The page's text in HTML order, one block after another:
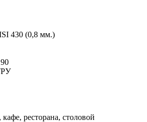
430 (0,8 мм.)
ресторана, столовой